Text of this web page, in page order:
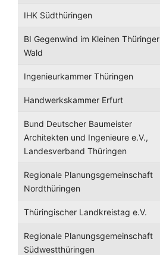
IHK Südthüringen
BI Gegenwind im Kleinen Thüringer
Wald
Ingenieurkammer Thüringen
Handwerkskammer Erfurt
Bund Deutscher Baumeister
Architekten und Ingenieure e.V.,
Landesverband Thüringen
Regionale Planungsgemeinschaft
Nordthüringen
Thüringischer Landkreistag e.V.
Regionale Planungsgemeinschaft
Südwestthüringen